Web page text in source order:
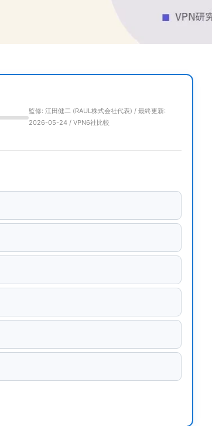
監修: 江田健二 (RAUL株式会社代表) / 最終更新:
2026-05-24 / VPN6社比較